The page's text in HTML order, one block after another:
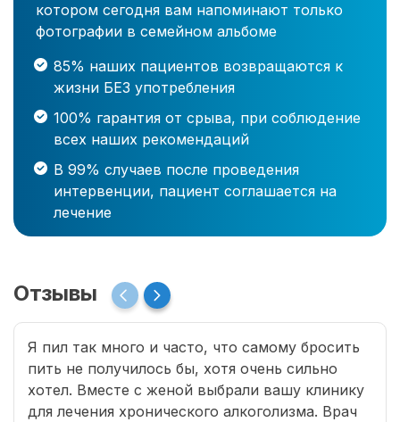
котором сегодня вам напоминают только
фотографии в семейном альбоме
85% наших пациентов возвращаются к
жизни БЕЗ употребления
100% гарантия от срыва, при соблюдение
всех наших рекомендаций
В 99% случаев после проведения
интервенции, пациент соглашается на
лечение
Отзывы
Я пил так много и часто, что самому бросить
пить не получилось бы, хотя очень сильно
хотел. Вместе с женой выбрали вашу клинику
для лечения хронического алкоголизма. Врач